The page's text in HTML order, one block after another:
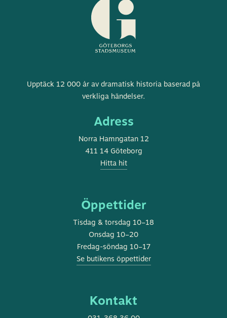
Göteborgs
stadsmuseum
Upptäck 12 000 år av dramatisk historia baserad på
verkliga händelser.
Adress
Norra Hamngatan 12
411 14 Göteborg
Hitta hit
Öppettider
Tisdag & torsdag 10–18
Onsdag 10–20
Fredag-söndag 10–17
Se butikens öppettider
Kontakt